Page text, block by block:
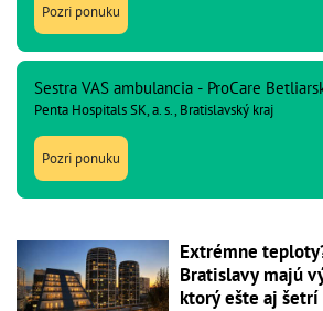
Pozri ponuku
Sestra VAS ambulancia - ProCare
Penta Hospitals SK, a. s., Bratislavský kraj
Pozri ponuku
Extrémne
Bratislavy majú
ktorý ešte aj šetrí